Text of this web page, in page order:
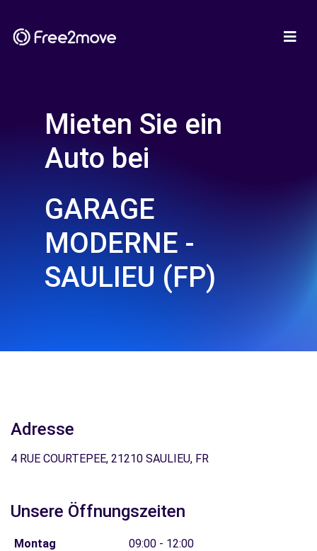
Mieten Sie ein
Auto bei
GARAGE
MODERNE -
SAULIEU (FP)
Adresse
4 RUE COURTEPEE, 21210 SAULIEU, FR
Unsere Öffnungszeiten
Montag
09:00 - 12:00